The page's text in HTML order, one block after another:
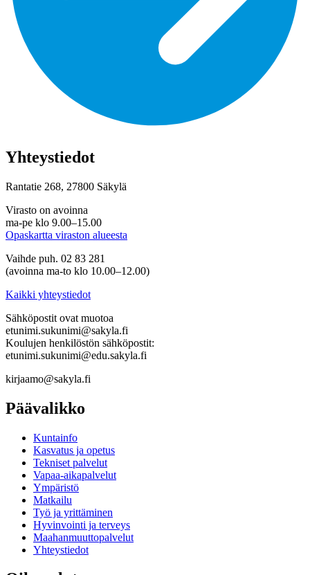
Yhteystiedot
Rantatie 268, 27800 Säkylä
Virasto on avoinna
ma-pe klo 9.00–15.00
Opaskartta viraston alueesta
Vaihde puh. 02 83 281
(avoinna ma-to klo 10.00–12.00)
Kaikki yhteystiedot
Sähköpostit ovat muotoa
etunimi.sukunimi@sakyla.fi
Koulujen henkilöstön sähköpostit:
etunimi.sukunimi@edu.sakyla.fi
kirjaamo@sakyla.fi
Päävalikko
Kunta­info
Kasvatus ja opetus
Tekniset palvelut
Vapaa-aika­palvelut
Ympä­ristö
Mat­kailu
Työ ja yrittä­minen
Hyvinvointi ja terveys
Maahanmuuttopalvelut
Yhteystiedot